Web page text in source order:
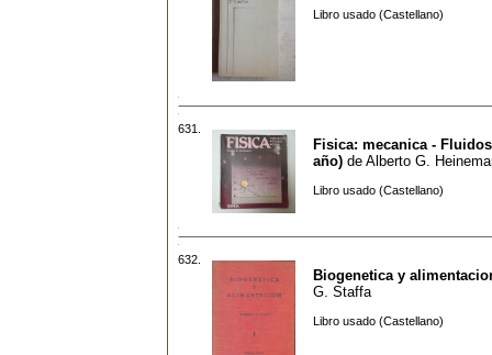
Libro usado (Castellano)
631.
Fisica: mecanica -
año) de Alberto G.
Libro usado (Castellano)
632.
Biogenetica y
G. Staffa
Libro usado (Castellano)